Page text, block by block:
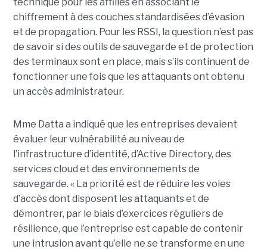
technique pour les affiliés en associant le
chiffrement à des couches standardisées d’évasion
et de propagation. Pour les RSSI, la question n’est pas
de savoir si des outils de sauvegarde et de protection
des terminaux sont en place, mais s’ils continuent de
fonctionner une fois que les attaquants ont obtenu
un accès administrateur.
Mme Datta a indiqué que les entreprises devaient
évaluer leur vulnérabilité au niveau de
l’infrastructure d’identité, d’Active Directory, des
services cloud et des environnements de
sauvegarde. « La priorité est de réduire les voies
d’accès dont disposent les attaquants et de
démontrer, par le biais d’exercices réguliers de
résilience, que l’entreprise est capable de contenir
une intrusion avant qu’elle ne se transforme en une